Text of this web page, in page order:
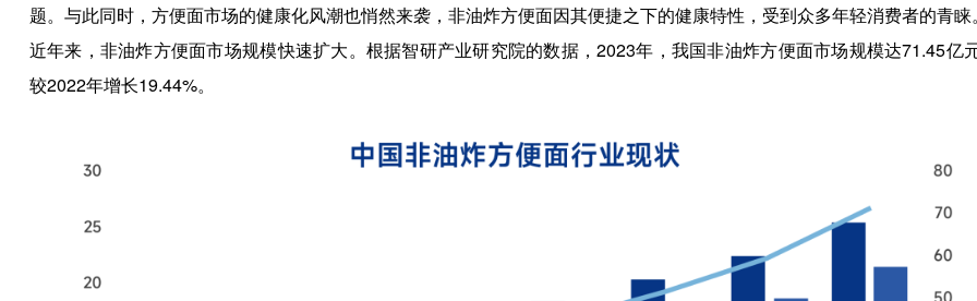
题。与此同时，方便面市场的健康化风潮也悄然来袭，非油炸方便面因其便捷之下的健康特性，受到众多年轻消费者的青睐。
近年来，非油炸方便面市场规模快速扩大。根据智研产业研究院的数据，2023年，我国非油炸方便面市场规模达71.45亿
较2022年增长19.44%。